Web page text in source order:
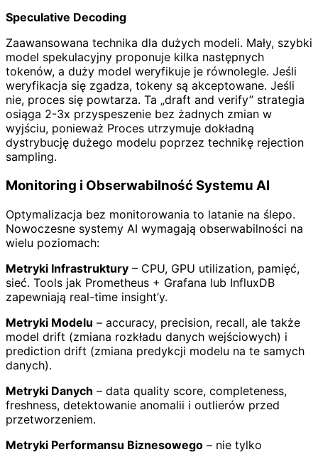
Speculative Decoding
Zaawansowana technika dla dużych modeli. Mały, szybki
model spekulacyjny proponuje kilka następnych
tokenów, a duży model weryfikuje je równolegle. Jeśli
weryfikacja się zgadza, tokeny są akceptowane. Jeśli
nie, proces się powtarza. Ta „draft and verify” strategia
osiąga 2-3x przyspeszenie bez żadnych zmian w
wyjściu, ponieważ Proces utrzymuje dokładną
dystrybucję dużego modelu poprzez technikę rejection
sampling.
Monitoring i Obserwabilność Systemu AI
Optymalizacja bez monitorowania to latanie na ślepo.
Nowoczesne systemy AI wymagają obserwabilności na
wielu poziomach:
Metryki Infrastruktury – CPU, GPU utilization, pamięć,
sieć. Tools jak Prometheus + Grafana lub InfluxDB
zapewniają real-time insight’y.
Metryki Modelu – accuracy, precision, recall, ale także
model drift (zmiana rozkładu danych wejściowych) i
prediction drift (zmiana predykcji modelu na te samych
danych).
Metryki Danych – data quality score, completeness,
freshness, detektowanie anomalii i outlierów przed
przetworzeniem.
Metryki Performansu Biznesowego – nie tylko